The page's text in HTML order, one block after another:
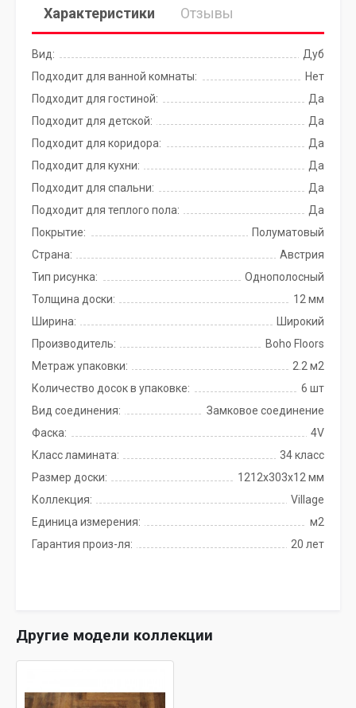
Характеристики Отзывы
Вид:
Дуб
Подходит для ванной комнаты:
Нет
Подходит для гостиной:
Да
Подходит для детской:
Да
Подходит для коридора:
Да
Подходит для кухни:
Да
Подходит для спальни:
Да
Подходит для теплого пола:
Да
Покрытие:
Полуматовый
Страна:
Австрия
Тип рисунка:
Однополосный
Толщина доски:
12 мм
Ширина:
Широкий
Производитель:
Boho Floors
Метраж упаковки:
2.2 м2
Количество досок в упаковке:
6 шт
Вид соединения:
Замковое соединение
Фаска:
4V
Класс ламината:
34 класс
Размер доски:
1212x303x12 мм
Коллекция:
Village
Единица измерения:
м2
Гарантия произ-ля:
20 лет
Другие модели коллекции